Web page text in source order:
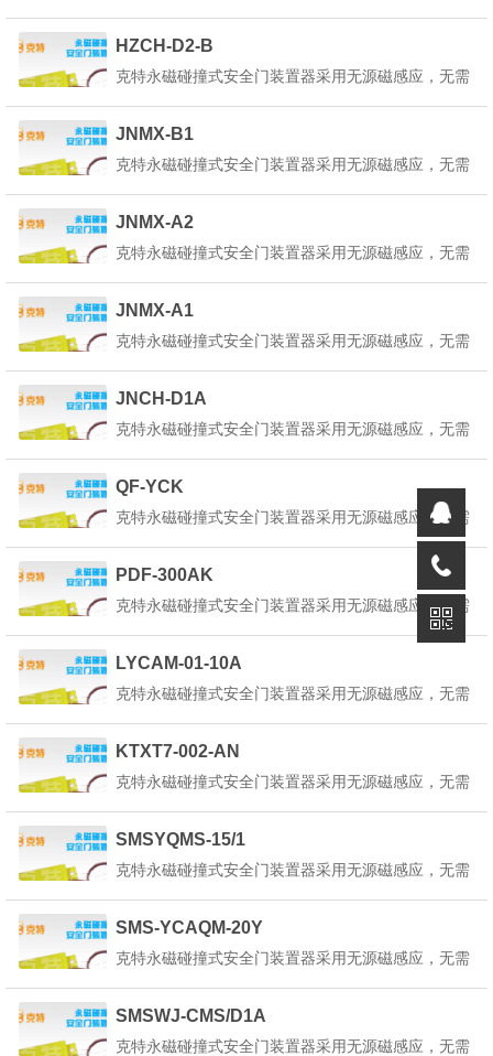
起重机永...
在正确的回路电路中使用。产品详细说明：克特永磁
碰撞式安全门装置器也叫做永磁安全门装置器是一种
起重机永...
HZCH-D2-B
克特永磁碰撞式安全门装置器采用无源磁感应，无需
在正确的回路电路中使用。产品详细说明：克特永磁
碰撞式安全门装置器也叫做永磁安全门装置器是一种
起重机永...
JNMX-B1
克特永磁碰撞式安全门装置器采用无源磁感应，无需
在正确的回路电路中使用。产品详细说明：克特永磁
碰撞式安全门装置器也叫做永磁安全门装置器是一种
起重机永...
JNMX-A2
克特永磁碰撞式安全门装置器采用无源磁感应，无需
在正确的回路电路中使用。产品详细说明：克特永磁
碰撞式安全门装置器也叫做永磁安全门装置器是一种
起重机永...
JNMX-A1
克特永磁碰撞式安全门装置器采用无源磁感应，无需
在正确的回路电路中使用。产品详细说明：克特永磁
碰撞式安全门装置器也叫做永磁安全门装置器是一种
起重机永...
JNCH-D1A
克特永磁碰撞式安全门装置器采用无源磁感应，无需
在正确的回路电路中使用。产品详细说明：克特永磁
碰撞式安全门装置器也叫做永磁安全门装置器是一种
起重机永...
QF-YCK
克特永磁碰撞式安全门装置器采用无源磁感应，无需
外部供电，只将红蓝引线接入平移控制回路中既可，
为了使本装置器内部的状态指示灯正常工作，请选择
在正确的回路电路中使用。产品详细说明：克特永磁
碰撞式安全门装置器也叫做永磁安全门装置器是一种
起重机永...
PDF-300AK
克特永磁碰撞式安全门装置器采用无源磁感应，无需
外部供电，只将红蓝引线接入平移控制回路中既可，
在正确的回路电路中使用。产品详细说明：克特永磁
碰撞式安全门装置器也叫做永磁安全门装置器是一种
起重机永...
LYCAM-01-10A
克特永磁碰撞式安全门装置器采用无源磁感应，无需
在正确的回路电路中使用。产品详细说明：克特永磁
碰撞式安全门装置器也叫做永磁安全门装置器是一种
起重机永...
KTXT7-002-AN
克特永磁碰撞式安全门装置器采用无源磁感应，无需
在正确的回路电路中使用。产品详细说明：克特永磁
碰撞式安全门装置器也叫做永磁安全门装置器是一种
起重机永...
SMSYQMS-15/1
克特永磁碰撞式安全门装置器采用无源磁感应，无需
在正确的回路电路中使用。产品详细说明：克特永磁
碰撞式安全门装置器也叫做永磁安全门装置器是一种
起重机永...
SMS-YCAQM-20Y
克特永磁碰撞式安全门装置器采用无源磁感应，无需
在正确的回路电路中使用。产品详细说明：克特永磁
碰撞式安全门装置器也叫做永磁安全门装置器是一种
SMSWJ-CMS/D1A
克特永磁碰撞式安全门装置器采用无源磁感应，无需